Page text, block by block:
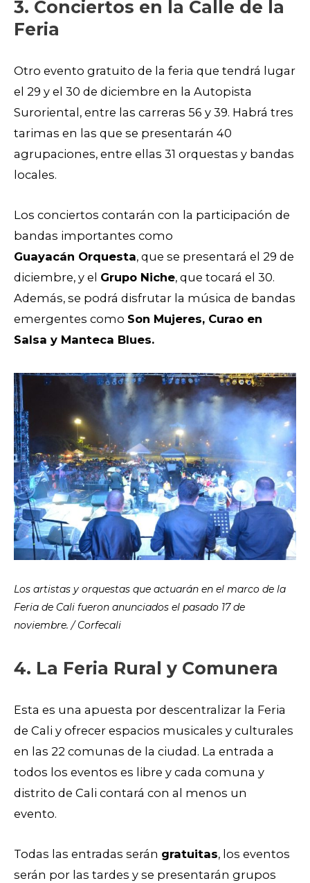
3. Conciertos en la Calle de la
Feria
Otro evento gratuito de la feria que tendrá lugar
el 29 y el 30 de diciembre en la Autopista
Suroriental, entre las carreras 56 y 39. Habrá tres
tarimas en las que se presentarán 40
agrupaciones, entre ellas 31 orquestas y bandas
locales.
Los conciertos contarán con la participación de
bandas importantes como
Guayacán Orquesta, que se presentará el 29 de
diciembre, y el Grupo Niche, que tocará el 30.
Además, se podrá disfrutar la música de bandas
emergentes como Son Mujeres, Curao en
Salsa y Manteca Blues.
Los artistas y orquestas que actuarán en el marco de la
Feria de Cali fueron anunciados el pasado 17 de
noviembre. / Corfecali
4. La Feria Rural y Comunera
Esta es una apuesta por descentralizar la Feria
de Cali y ofrecer espacios musicales y culturales
en las 22 comunas de la ciudad. La entrada a
todos los eventos es libre y cada comuna y
distrito de Cali contará con al menos un
evento.
Todas las entradas serán gratuitas, los eventos
serán por las tardes y se presentarán grupos